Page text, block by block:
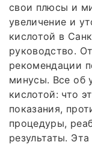
свои плюсы и
увеличение и
кислотой в
руководство.
рекомендации
минусы. Все об
кислотой: что
показания,
процедуры,
результаты.